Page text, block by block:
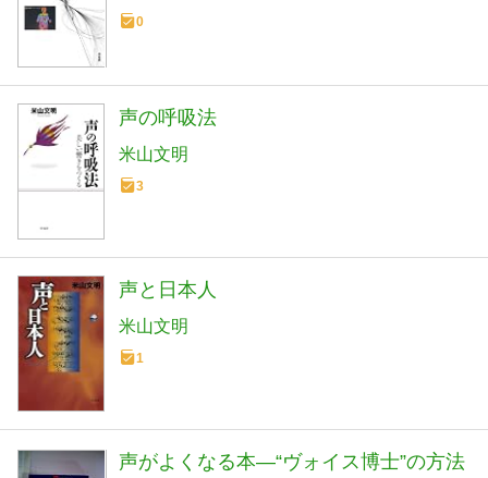
0
声の呼吸法
米山文明
3
声と日本人
米山文明
1
声がよくなる本―“ヴォイス博士”の方法